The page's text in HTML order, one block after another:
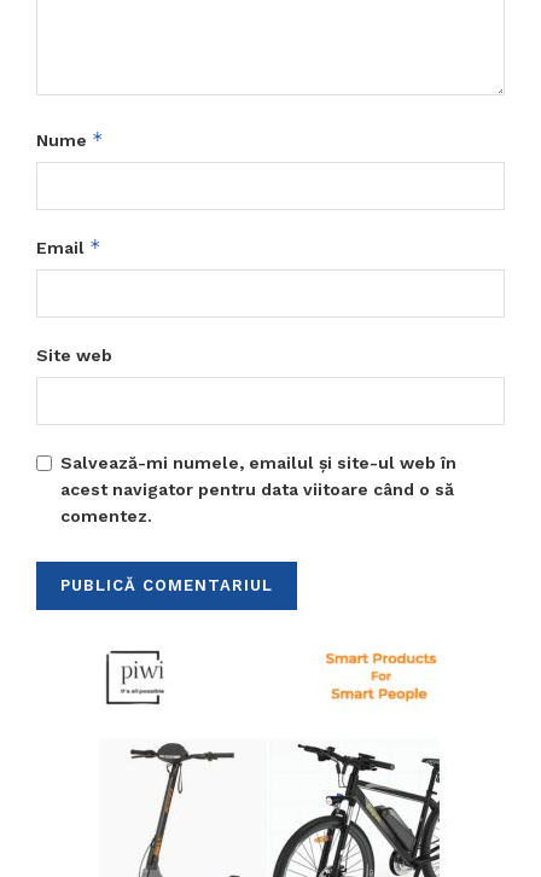
Nume *
Email *
Site web
Salvează-mi numele, emailul și site-ul web în
acest navigator pentru data viitoare când o să
comentez.